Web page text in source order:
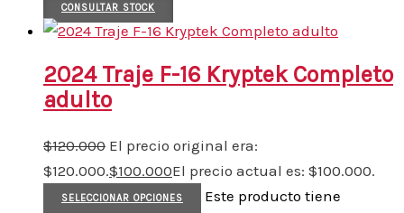
CONSULTAR STOCK
2024 Traje F-16 Kryptek Completo
adulto
$120.000 El precio original era:
$120.000.$100.000El precio actual es: $100.000.
SELECCIONAR OPCIONES
Este producto tiene